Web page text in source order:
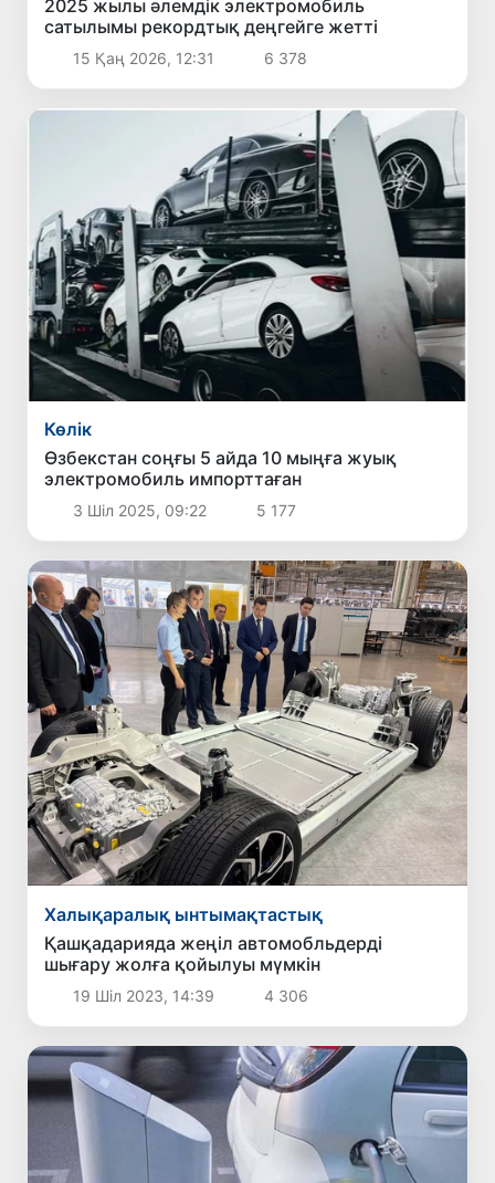
2025 жылы әлемдік электромобиль
сатылымы рекордтық деңгейге жетті
15 Қаң 2026, 12:31 6 378
Көлік
Өзбекстан соңғы 5 айда 10 мыңға жуық
электромобиль импорттаған
3 Шіл 2025, 09:22 5 177
Халықаралық ынтымақтастық
Қашқадарияда жеңіл автомобльдерді
шығару жолға қойылуы мүмкін
19 Шіл 2023, 14:39 4 306